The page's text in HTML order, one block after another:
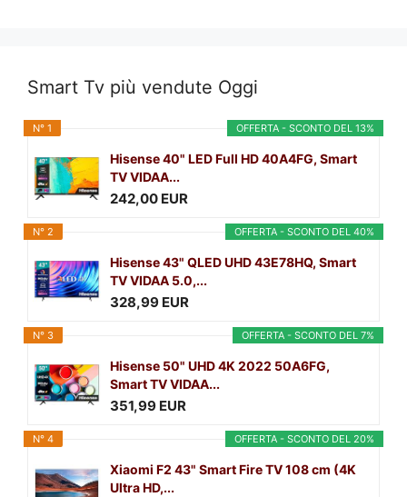
Smart Tv più vendute Oggi
OFFERTA - SCONTO DEL 13%
N° 1
Hisense 40" LED Full HD 40A4FG, Smart
TV VIDAA...
242,00 EUR
OFFERTA - SCONTO DEL 40%
N° 2
Hisense 43" QLED UHD 43E78HQ, Smart
TV VIDAA 5.0,...
328,99 EUR
OFFERTA - SCONTO DEL 7%
N° 3
Hisense 50" UHD 4K 2022 50A6FG,
Smart TV VIDAA...
351,99 EUR
OFFERTA - SCONTO DEL 20%
N° 4
Xiaomi F2 43" Smart Fire TV 108 cm (4K
Ultra HD,...